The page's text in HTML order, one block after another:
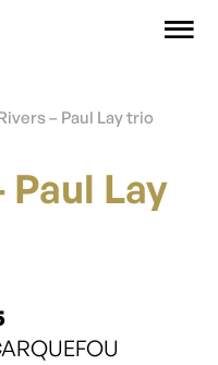
– Paul Lay trio
Paul Lay